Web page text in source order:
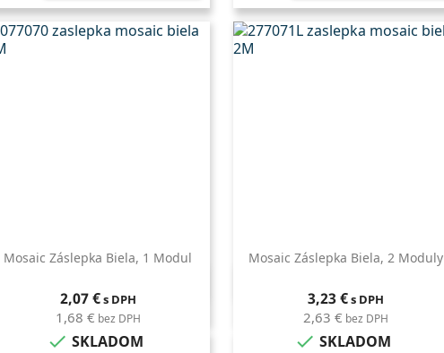
Mosaic Záslepka Biela, 1 Modul
Cena
2,07 €s DPH
1,68 € bez DPH
 SKLADOM
Mosaic Záslepka Biela, 2 Moduly
Cena
3,23 €s DPH
2,63 € bez DPH
 SKLADOM